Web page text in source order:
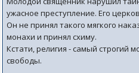
ужасное преступление. Его
Он не принял такого мягкого
монахи и принял схиму.
Кстати, религия - самый строгий
свободы.